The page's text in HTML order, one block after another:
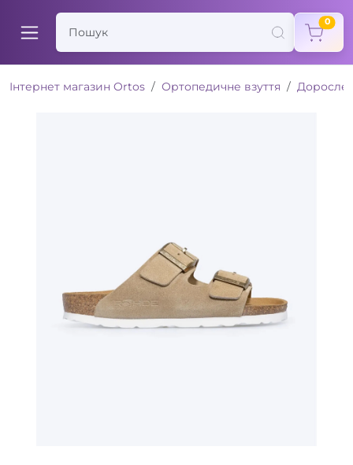
0
Інтернет магазин Ortos Ортопедичне взуття Доросле